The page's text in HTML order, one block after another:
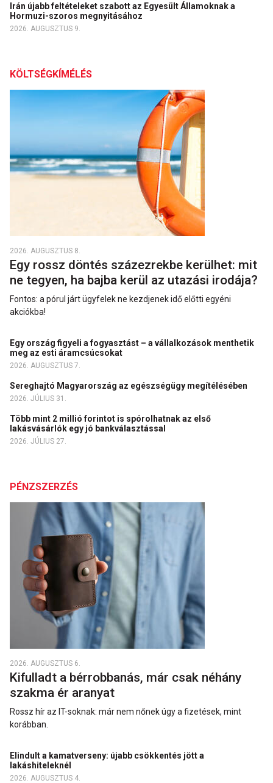
Irán újabb feltételeket szabott az Egyesült Államoknak a
Hormuzi-szoros megnyitásához
2026. AUGUSZTUS 9.
KÖLTSÉGKÍMÉLÉS
2026. AUGUSZTUS 8.
Egy rossz döntés százezrekbe kerülhet: mit
ne tegyen, ha bajba kerül az utazási irodája?
Fontos: a pórul járt ügyfelek ne kezdjenek idő előtti egyéni
akciókba!
Egy ország figyeli a fogyasztást – a vállalkozások menthetik
meg az esti áramcsúcsokat
2026. AUGUSZTUS 7.
Sereghajtó Magyarország az egészségügy megítélésében
2026. JÚLIUS 31.
Több mint 2 millió forintot is spórolhatnak az első
lakásvásárlók egy jó bankválasztással
2026. JÚLIUS 27.
PÉNZSZERZÉS
2026. AUGUSZTUS 6.
Kifulladt a bérrobbanás, már csak néhány
szakma ér aranyat
Rossz hír az IT-soknak: már nem nőnek úgy a fizetések, mint
korábban.
Elindult a kamatverseny: újabb csökkentés jött a
lakáshiteleknél
2026. AUGUSZTUS 4.